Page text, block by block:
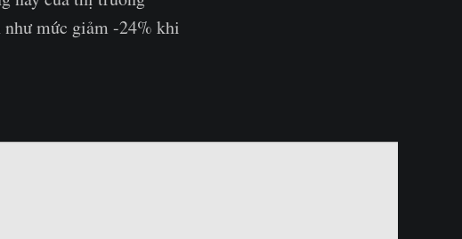
như mức giảm -24% khi